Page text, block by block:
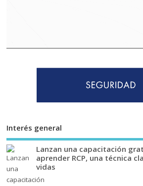
Interés general
Lanzan una capacitación
aprender RCP, una técnica
vidas